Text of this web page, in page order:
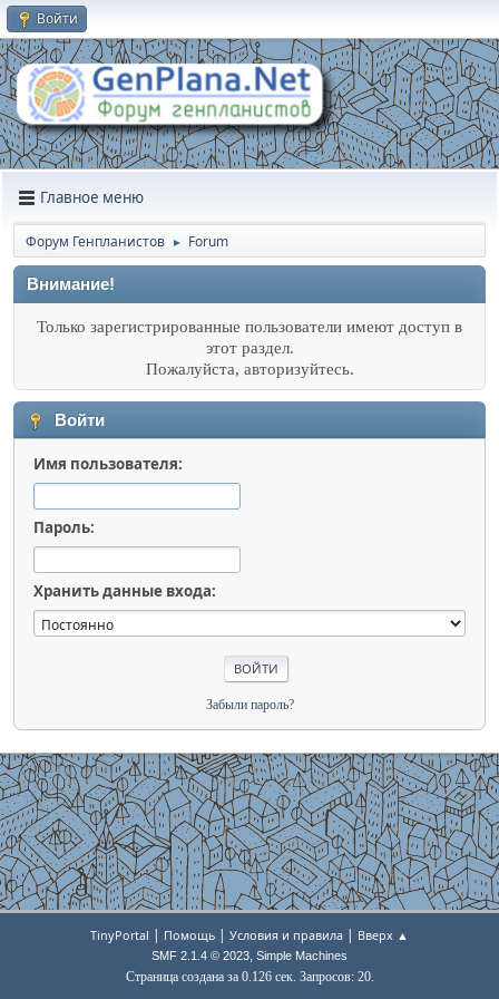
Войти
Главное меню
Форум Генпланистов ► Forum
Внимание!
Только зарегистрированные пользователи имеют доступ в
этот раздел.
Пожалуйста, авторизуйтесь.
Войти
Имя пользователя:
Пароль:
Хранить данные входа:
Забыли пароль?
TinyPortal | Помощь | Условия и правила | Вверх ▲
SMF 2.1.4 © 2023, Simple Machines
Страница создана за 0.126 сек. Запросов: 20.